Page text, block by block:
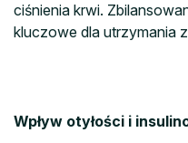
ciśnienia krwi.
kluczowe dla utrzymania
Wpływ otyłości i